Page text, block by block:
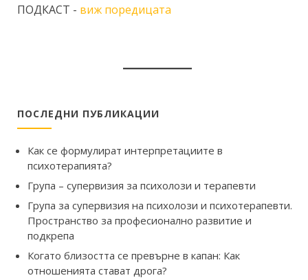
ПОДКАСТ - виж поредицата
ПОСЛЕДНИ ПУБЛИКАЦИИ
Как се формулират интерпретациите в
психотерапията?
Група – супервизия за психолози и терапевти
Група за супервизия на психолози и психотерапевти.
Пространство за професионално развитие и
подкрепа
Когато близостта се превърне в капан: Как
отношенията стават дрога?